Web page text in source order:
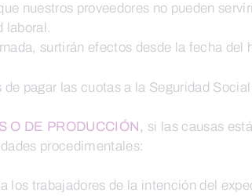
nuestros proveedores no pueden
laboral.
surtirán efectos desde la fecha del
pagar las cuotas a la Seguridad
O DE PRODUCCIÓN, si las causas
procedimentales:
trabajadores de la intención del